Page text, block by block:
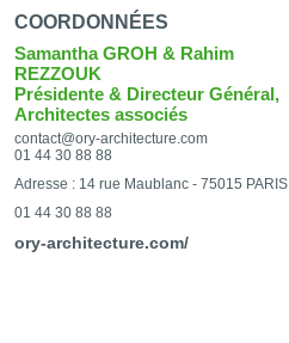
COORDONNÉES
Samantha GROH & Rahim
REZZOUK
Présidente & Directeur Général,
Architectes associés
contact@ory-architecture.com
01 44 30 88 88
Adresse : 14 rue Maublanc - 75015 PARIS
01 44 30 88 88
ory-architecture.com/